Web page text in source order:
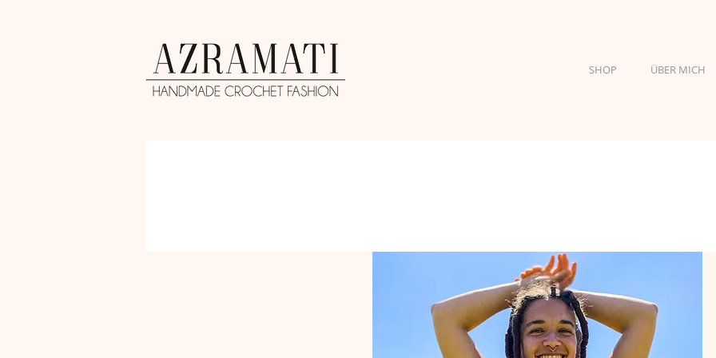
SHOP ÜBER MICH